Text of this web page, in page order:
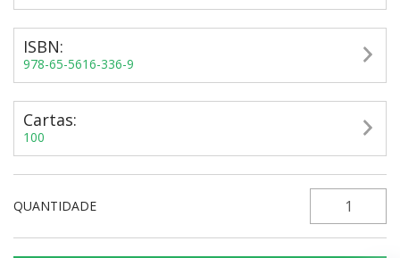
ISBN:
978-65-5616-336-9
Cartas:
100
QUANTIDADE